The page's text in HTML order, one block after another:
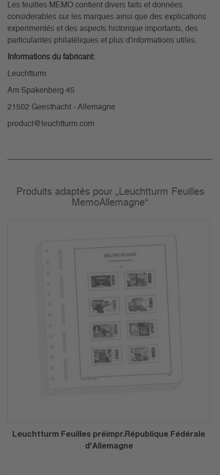
Les feuilles MEMO contient divers faits et données
considerables sur les marques ainsi que des explications
experimentés et des aspects historique importants, des
particularités philatéliques et plus d'informations utiles.
Informations du fabricant:
Leuchtturm
Am Spakenberg 45
21502 Geesthacht - Allemagne
product@leuchtturm.com
Produits adaptés pour „Leuchtturm Feuilles
MemoAllemagne“
Leuchtturm Feuilles préimpr.République Fédérale
d'Allemagne